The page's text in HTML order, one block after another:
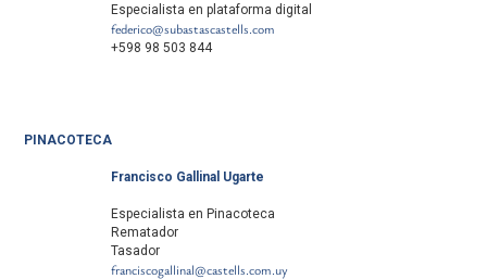
Especialista en plataforma digital
federico@subastascastells.com
+598 98 503 844
PINACOTECA
Francisco Gallinal Ugarte
Especialista en Pinacoteca
Rematador
Tasador
franciscogallinal@castells.com.uy